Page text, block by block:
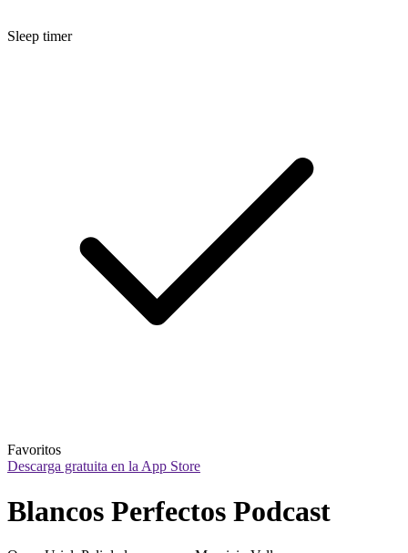
Sleep timer
Favoritos
Descarga gratuita en la App Store
Blancos Perfectos Podcast